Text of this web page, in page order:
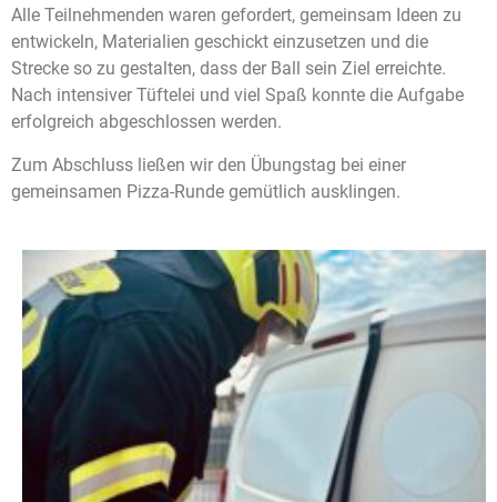
Alle Teilnehmenden waren gefordert, gemeinsam Ideen zu
entwickeln, Materialien geschickt einzusetzen und die
Strecke so zu gestalten, dass der Ball sein Ziel erreichte.
Nach intensiver Tüftelei und viel Spaß konnte die Aufgabe
erfolgreich abgeschlossen werden.
Zum Abschluss ließen wir den Übungstag bei einer
gemeinsamen Pizza-Runde gemütlich ausklingen.